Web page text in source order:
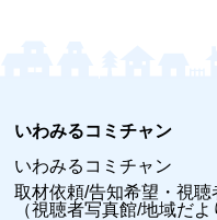
いわみるコミチャン
いわみるコミチャン
取材依頼/告知希望・視聴
（視聴者写真館/地域だよ